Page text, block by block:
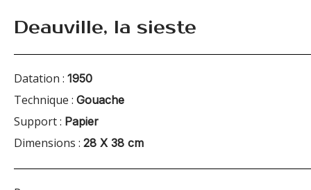
Deauville, la sieste
Datation : 1950
Technique : Gouache
Support : Papier
Dimensions : 28 X 38 cm